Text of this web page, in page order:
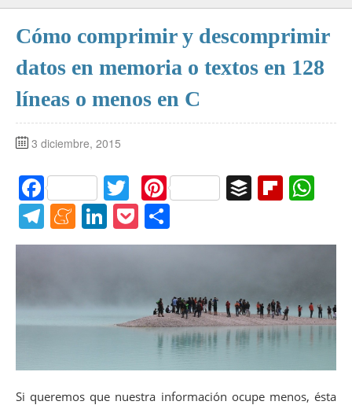
Cómo comprimir y descomprimir
datos en memoria o textos en 128
líneas o menos en C
3 diciembre, 2015
F
a
c
o
k
T
w
itt
er
Pi
nt
er
st
B
f
Fl
b
d
at
p
p
T
el
a
M
e
a
e
Li
n
dI
P
o
ck
et
o
p
ar
tir
Si queremos que nuestra información ocupe menos, ésta